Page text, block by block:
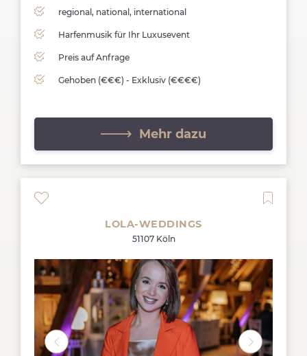
regional, national, international
Harfenmusik für Ihr Luxusevent
Preis auf Anfrage
Gehoben (€€€) - Exklusiv (€€€€)
Mehr dazu
LOLA-WEDDINGS
51107 Köln